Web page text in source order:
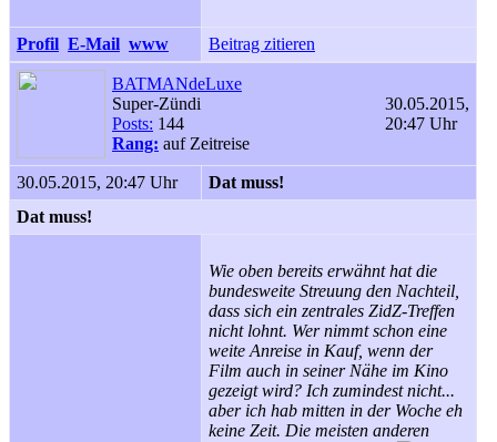
Profil E-Mail www Beitrag zitieren
BATMANdeLuxe
Super-Zündi
Posts: 144
Rang: auf Zeitreise
30.05.2015,
20:47 Uhr
30.05.2015, 20:47 Uhr
Dat muss!
Dat muss!
Wie oben bereits erwähnt hat die
bundesweite Streuung den Nachteil,
dass sich ein zentrales ZidZ-Treffen
nicht lohnt. Wer nimmt schon eine
weite Anreise in Kauf, wenn der
Film auch in seiner Nähe im Kino
gezeigt wird? Ich zumindest nicht...
aber ich hab mitten in der Woche eh
keine Zeit. Die meisten anderen